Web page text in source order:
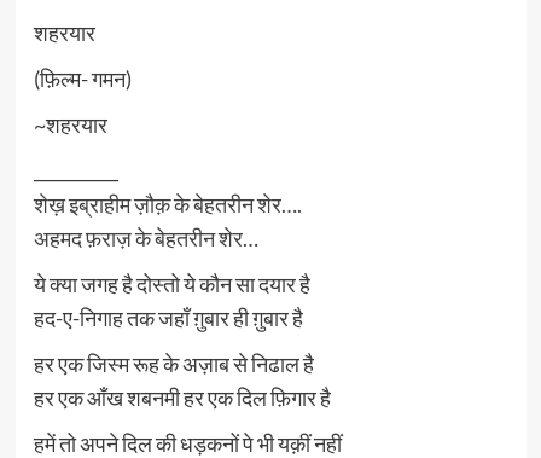
शहरयार
(फ़िल्म- गमन)
~शहरयार
शेख़ इब्राहीम ज़ौक़ के बेहतरीन शेर….
अहमद फ़राज़ के बेहतरीन शेर…
ये क्या जगह है दोस्तो ये कौन सा दयार है
हद-ए-निगाह तक जहाँ ग़ुबार ही ग़ुबार है
हर एक जिस्म रूह के अज़ाब से निढाल है
हर एक आँख शबनमी हर एक दिल फ़िगार है
हमें तो अपने दिल की धड़कनों पे भी यक़ीं नहीं